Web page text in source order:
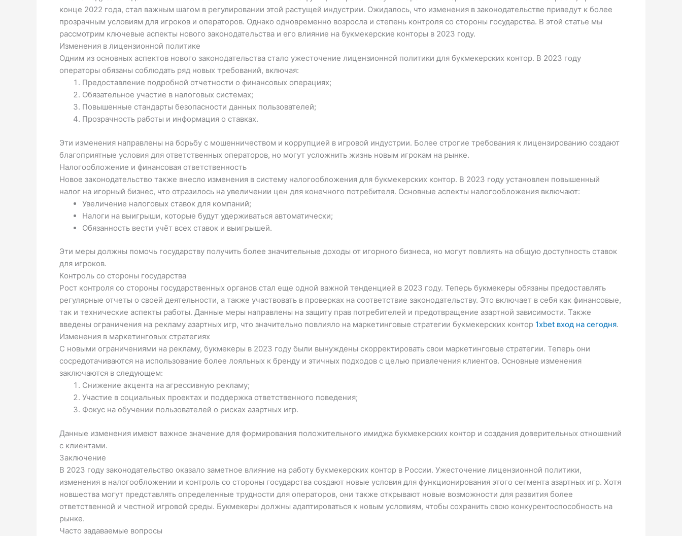
конце 2022 года, стал важным шагом в регулировании этой растущей индустрии. Ожидалось, что изменения в законодательстве приведут к более
прозрачным условиям для игроков и операторов. Однако одновременно возросла и степень контроля со стороны государства. В этой статье мы
рассмотрим ключевые аспекты нового законодательства и его влияние на букмекерские конторы в 2023 году.
Изменения в лицензионной политике
Одним из основных аспектов нового законодательства стало ужесточение лицензионной политики для букмекерских контор. В 2023 году
операторы обязаны соблюдать ряд новых требований, включая:
Предоставление подробной отчетности о финансовых операциях;
Обязательное участие в налоговых системах;
Повышенные стандарты безопасности данных пользователей;
Прозрачность работы и информация о ставках.
Эти изменения направлены на борьбу с мошенничеством и коррупцией в игровой индустрии. Более строгие требования к лицензированию создают
благоприятные условия для ответственных операторов, но могут усложнить жизнь новым игрокам на рынке.
Налогообложение и финансовая ответственность
Новое законодательство также внесло изменения в систему налогообложения для букмекерских контор. В 2023 году установлен повышенный
налог на игорный бизнес, что отразилось на увеличении цен для конечного потребителя. Основные аспекты налогообложения включают:
Увеличение налоговых ставок для компаний;
Налоги на выигрыши, которые будут удерживаться автоматически;
Обязанность вести учёт всех ставок и выигрышей.
Эти меры должны помочь государству получить более значительные доходы от игорного бизнеса, но могут повлиять на общую доступность ставок
для игроков.
Контроль со стороны государства
Рост контроля со стороны государственных органов стал еще одной важной тенденцией в 2023 году. Теперь букмекеры обязаны предоставлять
регулярные отчеты о своей деятельности, а также участвовать в проверках на соответствие законодательству. Это включает в себя как финансовые,
так и технические аспекты работы. Данные меры направлены на защиту прав потребителей и предотвращение азартной зависимости. Также
введены ограничения на рекламу азартных игр, что значительно повлияло на маркетинговые стратегии букмекерских контор 1xbet вход на сегодня.
Изменения в маркетинговых стратегиях
С новыми ограничениями на рекламу, букмекеры в 2023 году были вынуждены скорректировать свои маркетинговые стратегии. Теперь они
сосредотачиваются на использование более лояльных к бренду и этичных подходов с целью привлечения клиентов. Основные изменения
заключаются в следующем:
Снижение акцента на агрессивную рекламу;
Участие в социальных проектах и поддержка ответственного поведения;
Фокус на обучении пользователей о рисках азартных игр.
Данные изменения имеют важное значение для формирования положительного имиджа букмекерских контор и создания доверительных отношений
с клиентами.
Заключение
В 2023 году законодательство оказало заметное влияние на работу букмекерских контор в России. Ужесточение лицензионной политики,
изменения в налогообложении и контроль со стороны государства создают новые условия для функционирования этого сегмента азартных игр. Хотя
новшества могут представлять определенные трудности для операторов, они также открывают новые возможности для развития более
ответственной и честной игровой среды. Букмекеры должны адаптироваться к новым условиям, чтобы сохранить свою конкурентоспособность на
рынке.
Часто задаваемые вопросы